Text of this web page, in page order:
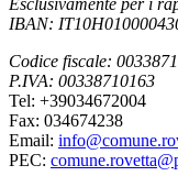
Esclusivamente per i
IBAN:
Codice fiscale:
P.IVA: 00338710163
Tel: +39034672004
Fax: 034674238
Email:
PEC: